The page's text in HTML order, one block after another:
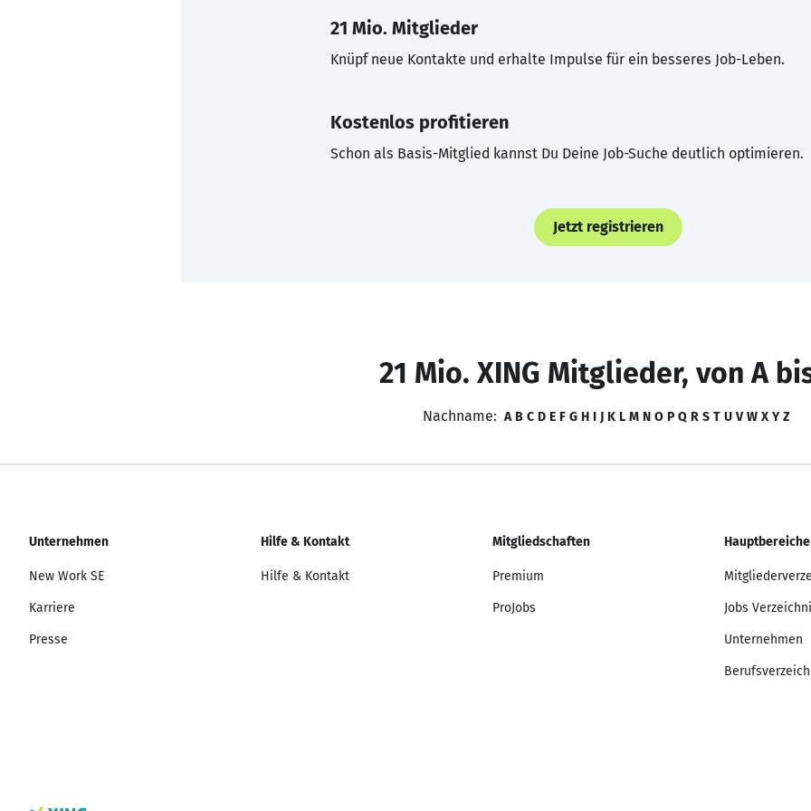
21 Mio. Mitglieder
Knüpf neue Kontakte und erhalte Impulse für ein besseres Job-Leben.
Kostenlos profitieren
Schon als Basis-Mitglied kannst Du Deine Job-Suche deutlich optimieren.
Jetzt registrieren
21 Mio. XING Mitglieder, von A
Nachname: A B C D E F G H I J K L M N O P Q R S T U V W X Y Z
Unternehmen
New Work SE
Karriere
Presse
Hilfe & Kontakt
Hilfe & Kontakt
Mitgliedschaften
Premium
ProJobs
Hauptbereiche
Jobs
Unternehmen